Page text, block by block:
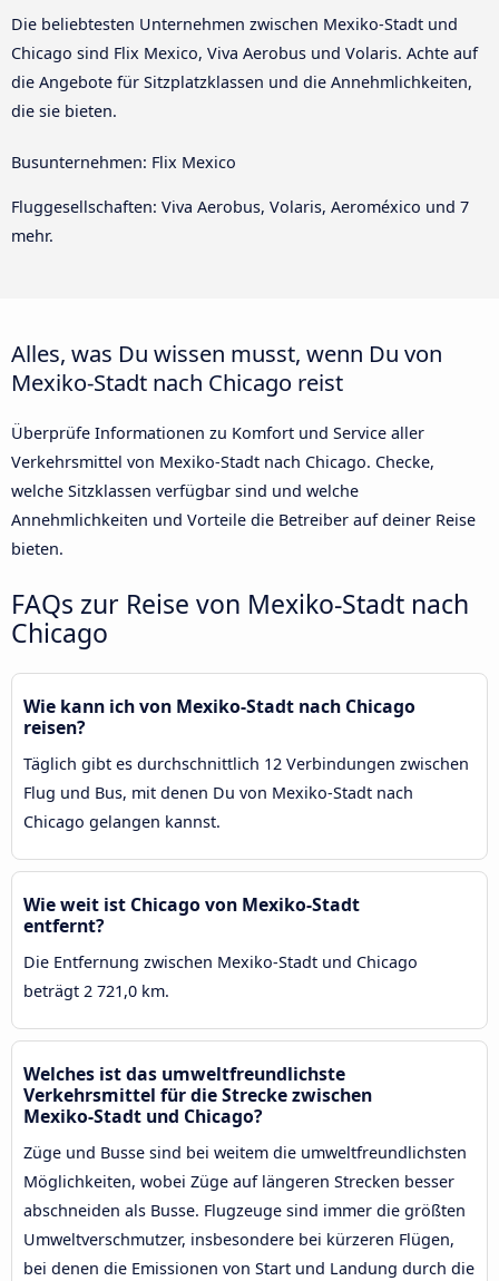
Die beliebtesten Unternehmen zwischen Mexiko-Stadt und
Chicago sind Flix Mexico, Viva Aerobus und Volaris. Achte auf
die Angebote für Sitzplatzklassen und die Annehmlichkeiten,
die sie bieten.
Busunternehmen: Flix Mexico
Fluggesellschaften: Viva Aerobus, Volaris, Aeroméxico und 7
mehr.
Alles, was Du wissen musst, wenn Du von
Mexiko-Stadt nach Chicago reist
Überprüfe Informationen zu Komfort und Service aller
Verkehrsmittel von Mexiko-Stadt nach Chicago. Checke,
welche Sitzklassen verfügbar sind und welche
Annehmlichkeiten und Vorteile die Betreiber auf deiner Reise
bieten.
FAQs zur Reise von Mexiko-Stadt nach
Chicago
Wie kann ich von Mexiko-Stadt nach Chicago
reisen?
Täglich gibt es durchschnittlich 12 Verbindungen zwischen
Flug und Bus, mit denen Du von Mexiko-Stadt nach
Chicago gelangen kannst.
Wie weit ist Chicago von Mexiko-Stadt
entfernt?
Die Entfernung zwischen Mexiko-Stadt und Chicago
beträgt 2 721,0 km.
Welches ist das umweltfreundlichste
Verkehrsmittel für die Strecke zwischen
Mexiko-Stadt und Chicago?
Züge und Busse sind bei weitem die umweltfreundlichsten
Möglichkeiten, wobei Züge auf längeren Strecken besser
abschneiden als Busse. Flugzeuge sind immer die größten
Umweltverschmutzer, insbesondere bei kürzeren Flügen,
bei denen die Emissionen von Start und Landung durch die